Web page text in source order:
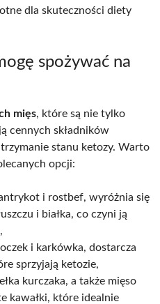
dla skuteczności diety
spożywać na
mięs, które są nie tylko
cennych składników
stanu ketozy. Warto
opcji:
i rostbef, wyróżnia się
i białka, co czyni ją
i karkówka, dostarcza
sprzyjają ketozie,
kurczaka, a także mięso
kawałki, które idealnie